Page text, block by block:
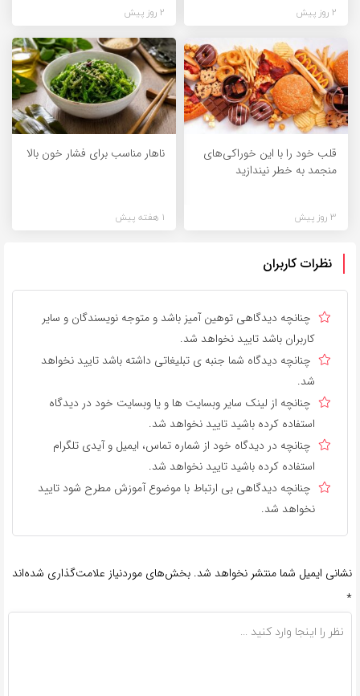
2 روز پیش 2 روز پیش
قلب خود را با این خوراکی‌های
منجمد به خطر نیندازید
3 روز پیش
ناهار مناسب برای فشار خون بالا
1 هفته پیش
نظرات کاربران
چنانچه دیدگاهی توهین آمیز باشد و متوجه نویسندگان و سایر
کاربران باشد تایید نخواهد شد.
چنانچه دیدگاه شما جنبه ی تبلیغاتی داشته باشد تایید نخواهد
شد.
چنانچه از لینک سایر وبسایت ها و یا وبسایت خود در دیدگاه
استفاده کرده باشید تایید نخواهد شد.
چنانچه در دیدگاه خود از شماره تماس، ایمیل و آیدی تلگرام
استفاده کرده باشید تایید نخواهد شد.
چنانچه دیدگاهی بی ارتباط با موضوع آموزش مطرح شود تایید
نخواهد شد.
نشانی ایمیل شما منتشر نخواهد شد. بخش‌های موردنیاز علامت‌گذاری شده‌اند
*